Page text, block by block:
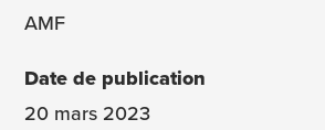
AMF
20 mars 2023